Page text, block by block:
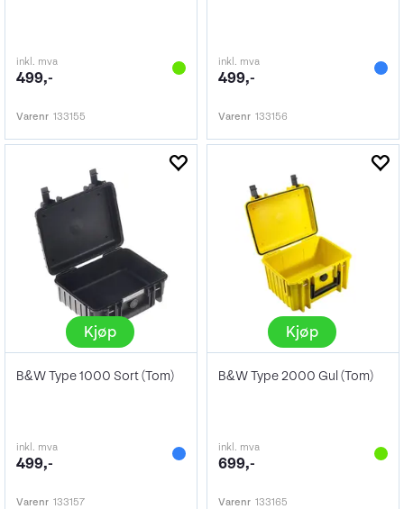
inkl. mva
499,-
Varenr 133155
inkl. mva
499,-
Varenr 133156
Kjøp
B&W Type 1000 Sort (Tom)
inkl. mva
499,-
Varenr 133157
Kjøp
B&W Type 2000 Gul (Tom)
inkl. mva
699,-
Varenr 133165